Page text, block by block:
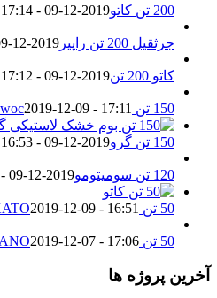
200 تن کاتو 2019-12-09 - 17:14
جرثقیل 200 تن راپیر 2019-12-09 - 17:13
کاتو 200 تن 2019-12-09 - 17:12
150 تن Manitowoc 2019-12-09 - 17:11
150 تن گرو 2019-12-09 - 16:53
120 تن سومیتومو 2019-12-09 - 16:52
50 تن KATO 2019-12-09 - 16:51
50 تن TADANO 2019-12-07 - 17:06
آخرین پروژه ها